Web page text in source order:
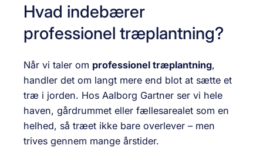
Hvad indebærer
professionel træplantning?
Når vi taler om professionel træplantning,
handler det om langt mere end blot at sætte et
træ i jorden. Hos Aalborg Gartner ser vi hele
haven, gårdrummet eller fællesarealet som en
helhed, så træet ikke bare overlever – men
trives gennem mange årstider.